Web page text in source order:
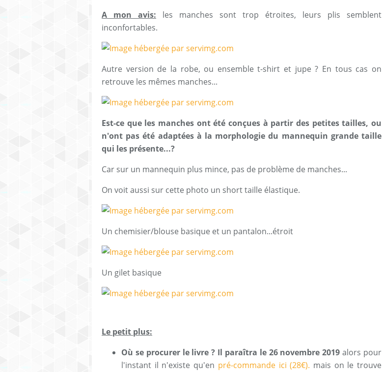
A mon avis: les manches sont trop étroites, leurs plis semblent
inconfortables.
Autre version de la robe, ou ensemble t-shirt et jupe ? En tous cas on
retrouve les mêmes manches...
Est-ce que les manches ont été conçues à partir des petites tailles, ou
n'ont pas été adaptées à la morphologie du mannequin grande taille
qui les présente...?
Car sur un mannequin plus mince, pas de problème de manches...
On voit aussi sur cette photo un short taille élastique.
Un chemisier/blouse basique et un pantalon...étroit
Un gilet basique
Le petit plus:
Où se procurer le livre ? Il paraîtra le 26 novembre 2019alors pour
l'instant il n'existe qu'en pré-commande ici (28€). mais on le trouve